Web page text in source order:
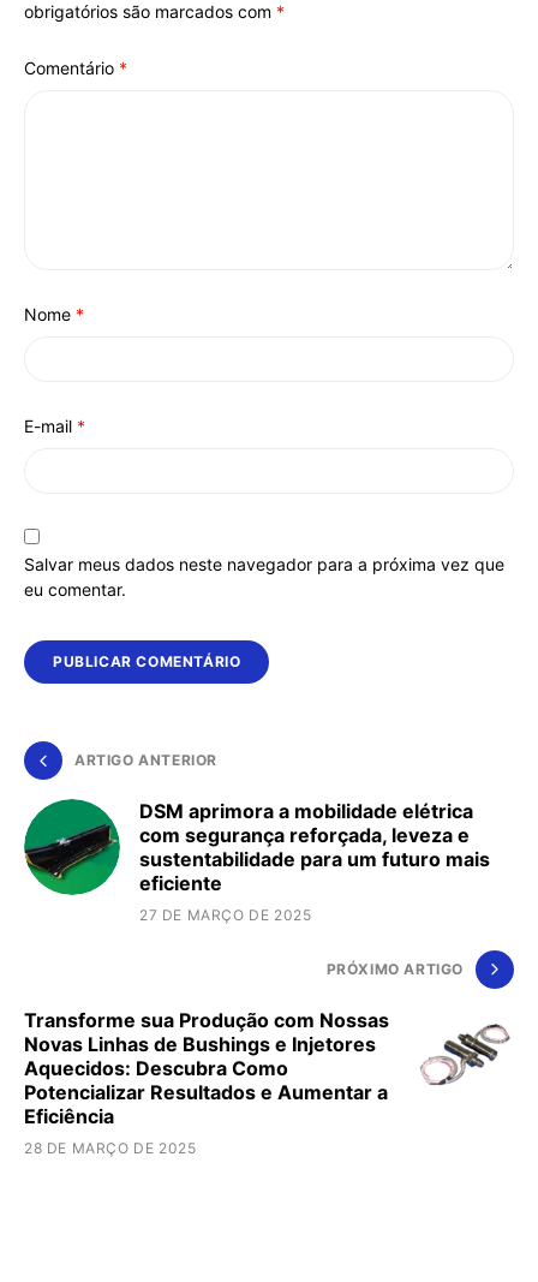
obrigatórios são marcados com *
Comentário *
Nome *
E-mail *
Salvar meus dados neste navegador para a próxima vez que
eu comentar.
ARTIGO ANTERIOR
DSM aprimora a mobilidade elétrica
com segurança reforçada, leveza e
sustentabilidade para um futuro mais
eficiente
27 DE MARÇO DE 2025
PRÓXIMO ARTIGO
Transforme sua Produção com Nossas
Novas Linhas de Bushings e Injetores
Aquecidos: Descubra Como
Potencializar Resultados e Aumentar a
Eficiência
28 DE MARÇO DE 2025